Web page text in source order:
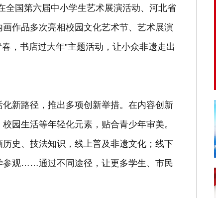
全国第六届中小学生艺术展演活动、河北省
作品多次亮相校园文化艺术节、艺术展演
，书店过大年”主题活动，让小众非遗走出
新路径，推出多项创新举措。在内容创新
园生活等年轻化元素，贴合青少年审美。
史、技法知识，线上普及非遗文化；线下
参观……通过不同途径，让更多学生、市民